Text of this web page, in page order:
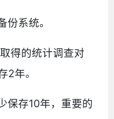
份系统。
得的统计调查对
2年。
保存10年，重要的